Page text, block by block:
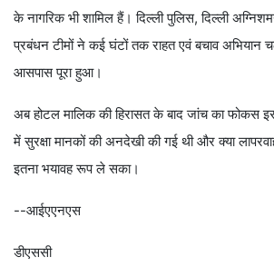
के नागरिक भी शामिल हैं। दिल्ली पुलिस, दिल्ली
प्रबंधन टीमों ने कई घंटों तक राहत एवं बचाव अभियान
आसपास पूरा हुआ।
अब होटल मालिक की हिरासत के बाद जांच का फोकस
में सुरक्षा मानकों की अनदेखी की गई थी और क्या
इतना भयावह रूप ले सका।
--आईएएनएस
डीएससी